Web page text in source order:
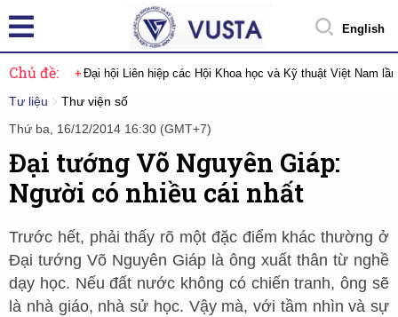
English
Chủ đề: Đại hội Liên hiệp các Hội Khoa học và Kỹ thuật Việt Nam
Tư liệu
Thư viện số
Thứ ba, 16/12/2014 16:30 (GMT+7)
Đại tướng Võ Nguyên Giáp:
Người có nhiều cái nhất
Trước hết, phải thấy rõ một đặc điểm khác thường ở
Đại tướng Võ Nguyên Giáp là ông xuất thân từ nghề
dạy học. Nếu đất nước không có chiến tranh, ông sẽ
là nhà giáo, nhà sử học. Vậy mà, với tầm nhìn và sự